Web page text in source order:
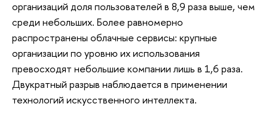
организаций доля пользователей в 8,9 раза выше, чем
среди небольших. Более равномерно
распространены облачные сервисы: крупные
организации по уровню их использования
превосходят небольшие компании лишь в 1,6 раза.
Двукратный разрыв наблюдается в применении
технологий искусственного интеллекта.